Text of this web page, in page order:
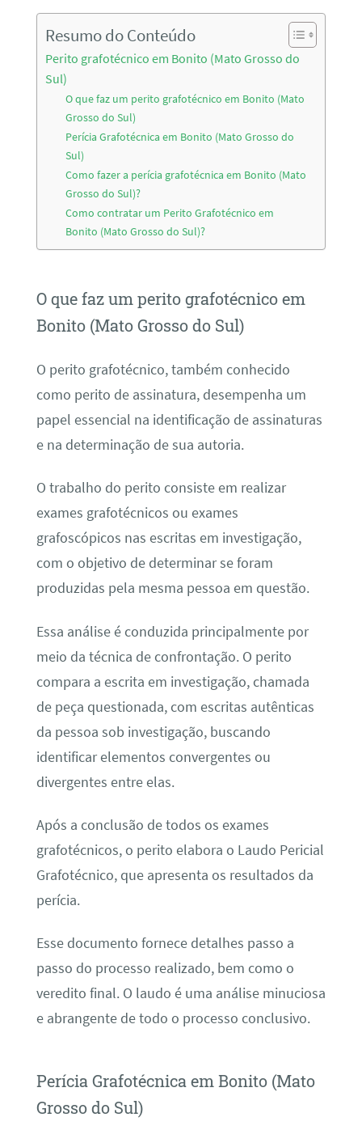
Resumo do Conteúdo
Perito grafotécnico em Bonito (Mato Grosso do
Sul)
O que faz um perito grafotécnico em Bonito (Mato
Grosso do Sul)
Perícia Grafotécnica em Bonito (Mato Grosso do
Sul)
Como fazer a perícia grafotécnica em Bonito (Mato
Grosso do Sul)?
Como contratar um Perito Grafotécnico em
Bonito (Mato Grosso do Sul)?
O que faz um perito grafotécnico em
Bonito (Mato Grosso do Sul)
O perito grafotécnico, também conhecido
como perito de assinatura, desempenha um
papel essencial na identificação de assinaturas
e na determinação de sua autoria.
O trabalho do perito consiste em realizar
exames grafotécnicos ou exames
grafoscópicos nas escritas em investigação,
com o objetivo de determinar se foram
produzidas pela mesma pessoa em questão.
Essa análise é conduzida principalmente por
meio da técnica de confrontação. O perito
compara a escrita em investigação, chamada
de peça questionada, com escritas autênticas
da pessoa sob investigação, buscando
identificar elementos convergentes ou
divergentes entre elas.
Após a conclusão de todos os exames
grafotécnicos, o perito elabora o Laudo Pericial
Grafotécnico, que apresenta os resultados da
perícia.
Esse documento fornece detalhes passo a
passo do processo realizado, bem como o
veredito final. O laudo é uma análise minuciosa
e abrangente de todo o processo conclusivo.
Perícia Grafotécnica em Bonito (Mato
Grosso do Sul)